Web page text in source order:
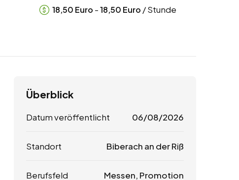
18,50 Euro -18,50 Euro / Stunde
Überblick
Datum veröffentlicht 06/08/2026
Standort Biberach an der Riß
Berufsfeld Messen, Promotion